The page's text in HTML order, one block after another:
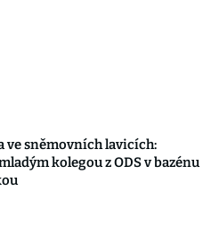
ve sněmovních lavicích:
kolegou z ODS v bazénu